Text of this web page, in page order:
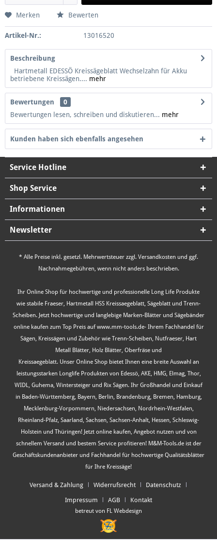
Merken Bewerten
Artikel-Nr.: 13016520
Beschreibung
Hartmetall EDESSÖ Kreissägeblatt Wechselzahn für Akku
betriebene Kreissägen.... mehr
Bewertungen
0
Bewertungen lesen, schreiben und diskutieren... mehr
Kunden haben sich ebenfalls angesehen
Service Hotline
Shop Service
Informationen
Newsletter
* Alle Preise inkl. gesetzl. Mehrwertsteuer zzgl. Versandkosten und ggf.
Nachnahmegebühren, wenn nicht anders beschrieben.
Ihr Online Shop für hochwertige und professionelle Long Life Produkte
wie stabile Fraeser, Hartmetall HSS Kreissaegeblatt, Sägeblatt und Trenn-
Scheiben. Jetzt hochwertige und langlebige Marken-Blätter und Sägebänder
online kaufen zum Top Preis auf www.mm-tools.de- Ihrem Fachhandel für
Sägen, Kreissägen und Zubehör wie Trenn-Scheiben, Nutfraeser, Hart
Metall Blätter, Holz Blätter, Oberfräse und
Kreissaegeblatt. Unser Online Shop bietet Ihnen eine breite Auswahl an
leistungsstarken Longlife Produkten von Edessö, AKE, HMG, Elmag, Thor,
WIDL, Guhema, Wintersteiger und Rix Sägen. Ihr Großhandel und Einkauf
in Baden-Württemberg, Bayern, Berlin, Brandenburg, Bremen, Hamburg,
Mecklenburg-Vorpommern, Niedersachsen, Nordrhein-Westfalen,
Rheinland-Pfalz, Saarland, Sachsen, Sachsen-Anhalt, Hessen, Schleswig-
Holstein und Thüringen! Jetzt online kaufen, Angebot nutzen und von
schnellem Versand und bestem Service profitieren! M&M-Tools.de ist der
Geschäftskundenanbieter und Fachhandel für hochwertige Qualitätsblätter
für Ihre Kreissäge!
Versand & Zahlung Widerrufsrecht Datenschutz
Impressum AGB Kontakt
betreut von FL Webdesign